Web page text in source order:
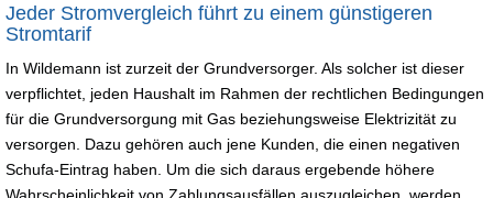
Jeder Stromvergleich führt zu einem günstigeren
Stromtarif
In Wildemann ist zurzeit der Grundversorger. Als solcher ist dieser
verpflichtet, jeden Haushalt im Rahmen der rechtlichen Bedingungen
für die Grundversorgung mit Gas beziehungsweise Elektrizität zu
versorgen. Dazu gehören auch jene Kunden, die einen negativen
Schufa-Eintrag haben. Um die sich daraus ergebende höhere
Wahrscheinlichkeit von Zahlungsausfällen auszugleichen, werden